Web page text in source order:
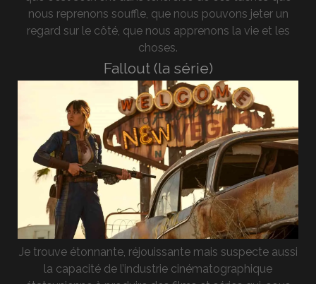
nous reprenons souffle, que nous pouvons jeter un
regard sur le côté, que nous apprenons la vie et les
choses.
Fallout (la série)
Je trouve étonnante, réjouissante mais suspecte aussi
la capacité de l’industrie cinématographique